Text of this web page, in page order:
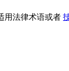
用法律术语或者